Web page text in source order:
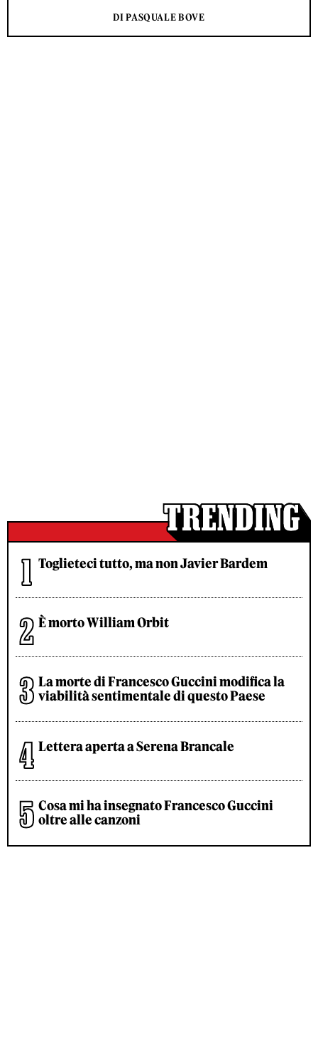
DI PASQUALE BOVE
Toglieteci tutto, ma non Javier Bardem
È morto William Orbit
La morte di Francesco Guccini modifica la
viabilità sentimentale di questo Paese
Lettera aperta a Serena Brancale
Cosa mi ha insegnato Francesco Guccini
oltre alle canzoni